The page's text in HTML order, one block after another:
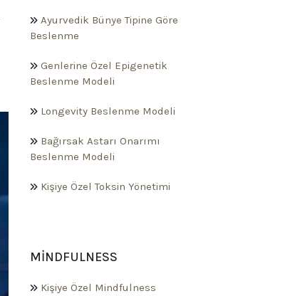
Ayurvedik Bünye Tipine Göre
Beslenme
Genlerine Özel Epigenetik
Beslenme Modeli
Longevity Beslenme Modeli
Bağırsak Astarı Onarımı
Beslenme Modeli
Kişiye Özel Toksin Yönetimi
MINDFULNESS
Kişiye Özel Mindfulness